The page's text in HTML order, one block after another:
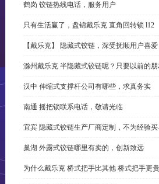
鹤岗 铰链热线电话，服务用户
只有生活赢了，盘锦戴乐克 直角回转锁 l12
【戴乐克】 隐藏式铰链，深受抚顺用户喜
滁州戴乐克 半隐藏式铰链呢？只要以前的
汉中 伸缩式支撑杆公司有哪些，求真务实
南通 摇把锁联系电话，敬请光临
宜宾 隐藏式铰链生产厂商定制，不为经验
巢湖 外露式铰链哪里有卖的，创新致远
为什么戴乐克 桥式把手比其他 桥式把手更